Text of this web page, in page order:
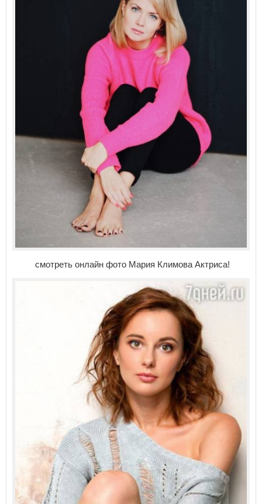
смотреть онлайн фото Мария Климова Актриса!